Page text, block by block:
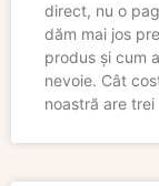
direct, nu o
dăm mai jos
produs și cum
nevoie. Cât
noastră are trei